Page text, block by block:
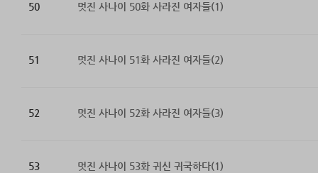
50 멋진 사나이 50화 사라진 여자들(1)
51 멋진 사나이 51화 사라진 여자들(2)
52 멋진 사나이 52화 사라진 여자들(3)
53 멋진 사나이 53화 귀신 귀국하다(1)